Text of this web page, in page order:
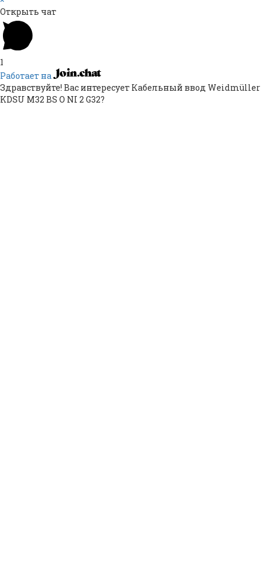
Открыть чат
1
Работает на
Здравствуйте! Вас интересует Кабельный ввод Weidmüller
KDSU M32 BS O NI 2 G32?